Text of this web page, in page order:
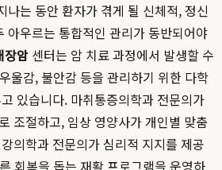
나는 동안 환자가 겪게 될 신체적, 정신
아우르는 통합적인 관리가 동반되어야
장암 센터는 암 치료 과정에서 발생할 수
울감, 불안감 등을 관리하기 위한 다학
있습니다. 마취통증의학과 전문의가
조절하고, 임상 영양사가 개인별 맞춤
의학과 전문의가 심리적 지지를 제공